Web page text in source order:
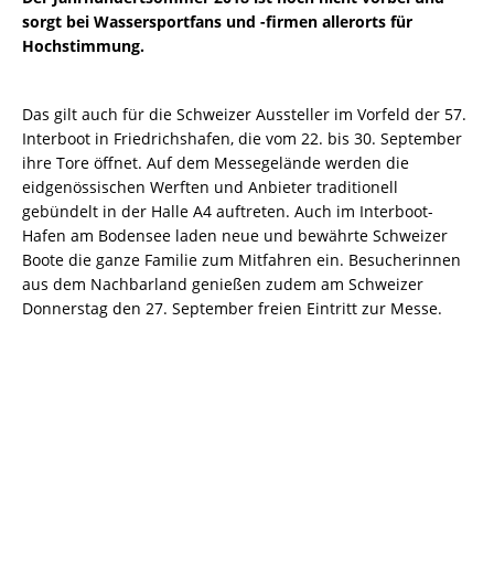
sorgt bei Wassersportfans und -firmen allerorts für
Hochstimmung.
Das gilt auch für die Schweizer Aussteller im Vorfeld der 57.
Interboot in Friedrichshafen, die vom 22. bis 30. September
ihre Tore öffnet. Auf dem Messegelände werden die
eidgenössischen Werften und Anbieter traditionell
gebündelt in der Halle A4 auftreten. Auch im Interboot-
Hafen am Bodensee laden neue und bewährte Schweizer
Boote die ganze Familie zum Mitfahren ein. Besucherinnen
aus dem Nachbarland genießen zudem am Schweizer
Donnerstag den 27. September freien Eintritt zur Messe.